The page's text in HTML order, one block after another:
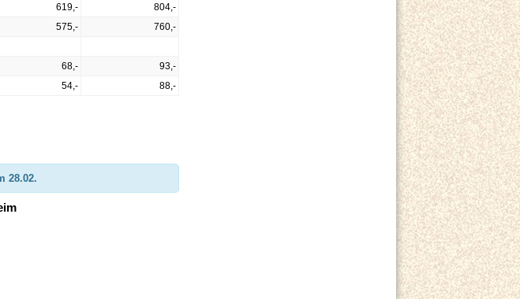
619,-
804,-
575,-
760,-
68,-
93,-
54,- 88,-
28.02.